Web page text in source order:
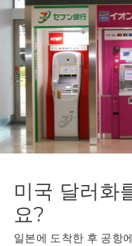
미국 달러화
요?
일본에 도착한 후 공항